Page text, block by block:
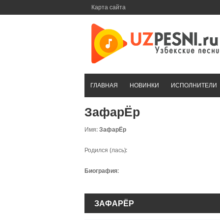
Карта сайта
ГЛАВНАЯ НОВИНКИ ИСПОЛНИТЕЛИ
ЗафарЁр
Имя: ЗафарЁр
Родился (лась):
Биография:
ЗАФАРЁР